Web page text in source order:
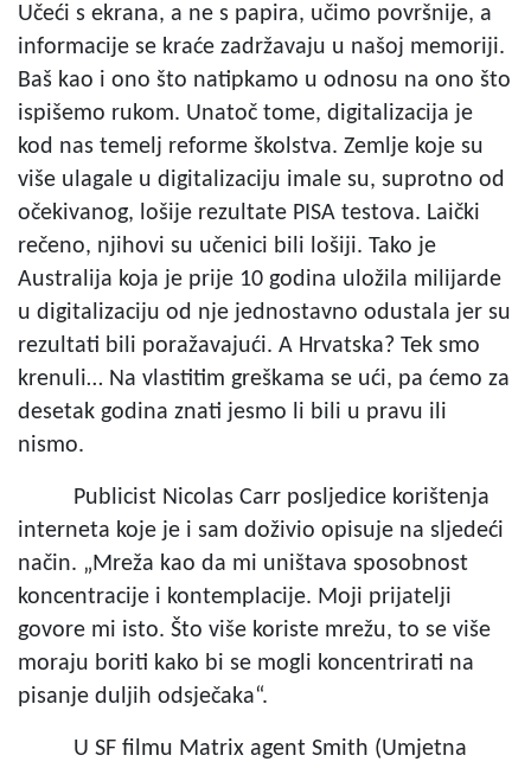
Učeći s ekrana, a ne s papira, učimo površnije, a
informacije se kraće zadržavaju u našoj memoriji.
Baš kao i ono što natipkamo u odnosu na ono što
ispišemo rukom. Unatoč tome, digitalizacija je
kod nas temelj reforme školstva. Zemlje koje su
više ulagale u digitalizaciju imale su, suprotno od
očekivanog, lošije rezultate PISA testova. Laički
rečeno, njihovi su učenici bili lošiji. Tako je
Australija koja je prije 10 godina uložila milijarde
u digitalizaciju od nje jednostavno odustala jer su
rezultati bili poražavajući. A Hrvatska? Tek smo
krenuli… Na vlastitim greškama se ući, pa ćemo za
desetak godina znati jesmo li bili u pravu ili
nismo.
Publicist Nicolas Carr posljedice korištenja
interneta koje je i sam doživio opisuje na sljedeći
način. „Mreža kao da mi uništava sposobnost
koncentracije i kontemplacije. Moji prijatelji
govore mi isto. Što više koriste mrežu, to se više
moraju boriti kako bi se mogli koncentrirati na
pisanje duljih odsječaka“.
U SF filmu Matrix agent Smith (Umjetna